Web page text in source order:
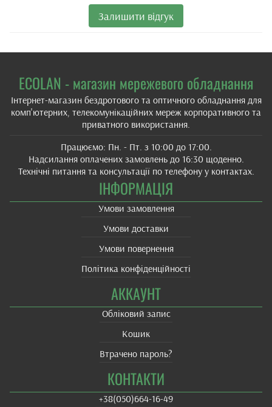
Залишити відгук
ECOLAN - магазин мережевого обладнання
Інтернет-магазин бездротового та оптичного обладнання для
комп'ютерних, телекомунікаційних мереж корпоративного та
приватного використання.
Працюємо: Пн. - Пт. з 10:00 до 17:00.
Надсилання оплачених замовлень до 16:30 щоденно.
Технічні питання та консультації по телефону у контактах.
ІНФОРМАЦІЯ
Умови замовлення
Умови доставки
Умови повернення
Політика конфіденційності
АККАУНТ
Обліковий запис
Кошик
Втрачено пароль?
КОНТАКТИ
+38(‎050)664-16-49